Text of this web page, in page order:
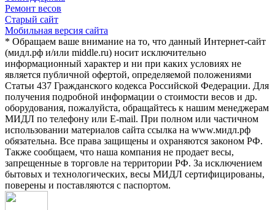
Ремонт весов
Старый сайт
Мобильная версия сайта
* Обращаем ваше внимание на то, что данный Интернет-сайт
(мидл.рф и/или middle.ru) носит исключительно
информационный характер и ни при каких условиях не
является публичной офертой, определяемой положениями
Статьи 437 Гражданского кодекса Российской Федерации. Для
получения подробной информации о стоимости весов и др.
оборудования, пожалуйста, обращайтесь к нашим менеджерам
МИДЛ по телефону или E-mail. При полном или частичном
использовании материалов сайта ссылка на www.мидл.рф
обязательна. Все права защищены и охраняются законом РФ.
Также сообщаем, что наша компания не продает весы,
запрещенные в торговле на территории РФ. За исключением
бытовых и технологических, весы МИДЛ сертифицированы,
поверены и поставляются с паспортом.